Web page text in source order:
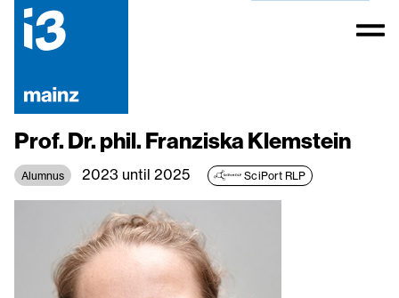
Prof. Dr. phil. Franziska Klemstein
Alumnus 2023 until 2025 SciPort RLP